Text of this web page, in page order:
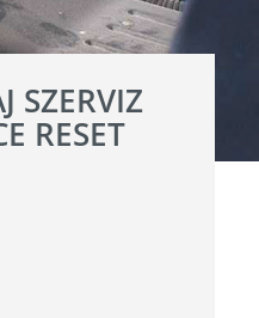
SZERVIZ
RESET